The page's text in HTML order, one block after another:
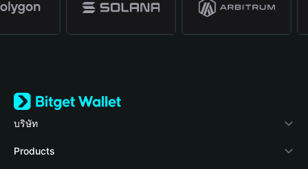
บริษัท
เกี่ยวกับ Bitget Wallet
Products